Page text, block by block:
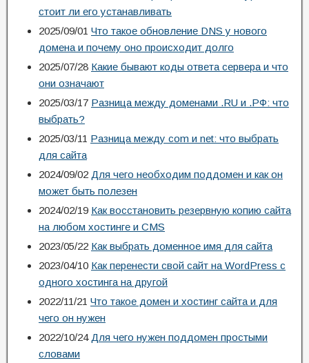
стоит ли его устанавливать
2025/09/01 Что такое обновление DNS у нового
домена и почему оно происходит долго
2025/07/28 Какие бывают коды ответа сервера и что
они означают
2025/03/17 Разница между доменами .RU и .РФ: что
выбрать?
2025/03/11 Разница между com и net: что выбрать
для сайта
2024/09/02 Для чего необходим поддомен и как он
может быть полезен
2024/02/19 Как восстановить резервную копию сайта
на любом хостинге и CMS
2023/05/22 Как выбрать доменное имя для сайта
2023/04/10 Как перенести свой сайт на WordPress с
одного хостинга на другой
2022/11/21 Что такое домен и хостинг сайта и для
чего он нужен
2022/10/24 Для чего нужен поддомен простыми
словами